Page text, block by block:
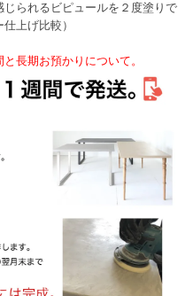
られるビピュールを２度塗りで
上げ比較）
長期お預かりについて。